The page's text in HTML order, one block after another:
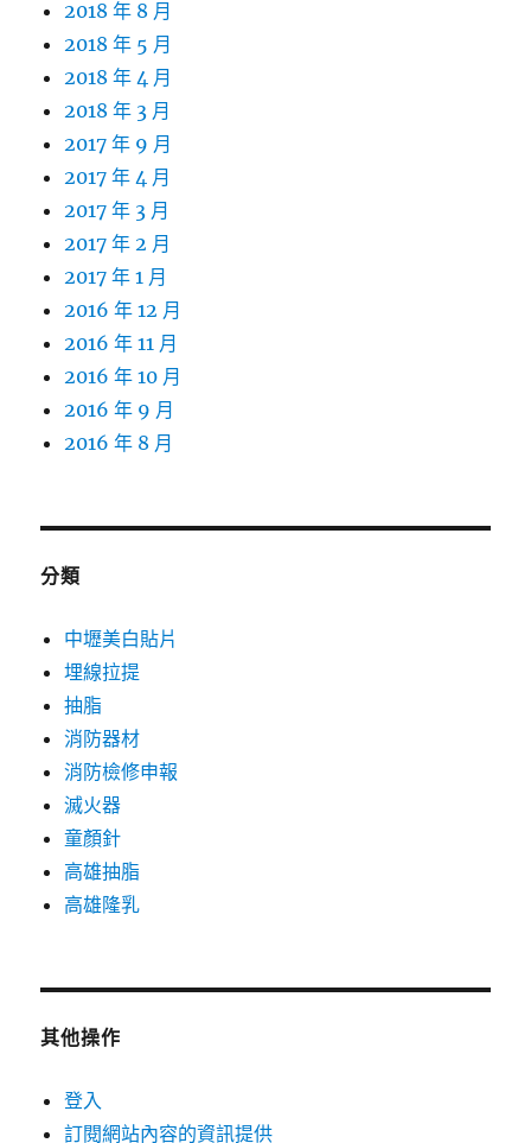
2018 年 8 月
2018 年 5 月
2018 年 4 月
2018 年 3 月
2017 年 9 月
2017 年 4 月
2017 年 3 月
2017 年 2 月
2017 年 1 月
2016 年 12 月
2016 年 11 月
2016 年 10 月
2016 年 9 月
2016 年 8 月
分類
中壢美白貼片
埋線拉提
抽脂
消防器材
消防檢修申報
滅火器
童顏針
高雄抽脂
高雄隆乳
其他操作
登入
訂閱網站內容的資訊提供